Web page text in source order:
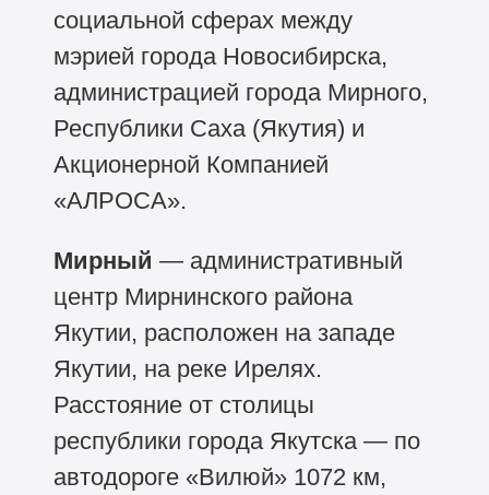
социальной сферах между
мэрией города Новосибирска,
администрацией города Мирного,
Республики Саха (Якутия) и
Акционерной Компанией
«АЛРОСА».
Мирный — административный
центр Мирнинского района
Якутии, расположен на западе
Якутии, на реке Ирелях.
Расстояние от столицы
республики города Якутска — по
автодороге «Вилюй» 1072 км,